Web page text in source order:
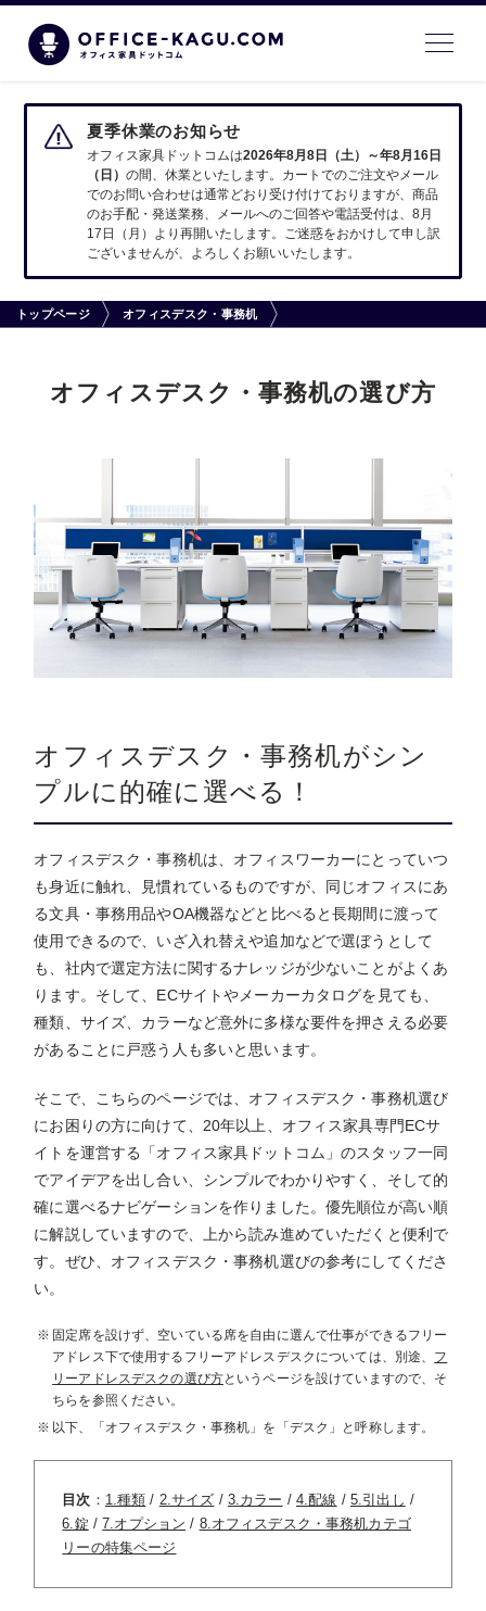
夏季休業のお知らせ
オフィス家具ドットコムは2026年8月8日（土）～年8月16日
（日）の間、休業といたします。カートでのご注文やメール
でのお問い合わせは通常どおり受け付けておりますが、商品
のお手配・発送業務、メールへのご回答や電話受付は、8月
17日（月）より再開いたします。ご迷惑をおかけして申し訳
ございませんが、よろしくお願いいたします。
トップページ オフィスデスク・事務机
オフィスデスク・事務机の選び方
オフィスデスク・事務机がシン
プルに的確に選べる！
オフィスデスク・事務机は、オフィスワーカーにとっていつ
も身近に触れ、見慣れているものですが、同じオフィスにあ
る文具・事務用品やOA機器などと比べると長期間に渡って
使用できるので、いざ入れ替えや追加などで選ぼうとして
も、社内で選定方法に関するナレッジが少ないことがよくあ
ります。そして、ECサイトやメーカーカタログを見ても、
種類、サイズ、カラーなど意外に多様な要件を押さえる必要
があることに戸惑う人も多いと思います。
そこで、こちらのページでは、オフィスデスク・事務机選び
にお困りの方に向けて、20年以上、オフィス家具専門ECサ
イトを運営する「オフィス家具ドットコム」のスタッフ一同
でアイデアを出し合い、シンプルでわかりやすく、そして的
確に選べるナビゲーションを作りました。優先順位が高い順
に解説していますので、上から読み進めていただくと便利で
す。ぜひ、オフィスデスク・事務机選びの参考にしてくださ
い。
固定席を設けず、空いている席を自由に選んで仕事ができるフリー
アドレス下で使用するフリーアドレスデスクについては、別途、 フ
リーアドレスデスクの選び方というページを設けていますので、そ
ちらを参照ください。
以下、「オフィスデスク・事務机」を「デスク」と呼称します。
目次 ： 1.種類 / 2.サイズ / 3.カラー /4.配線 / 5.引出し /
6.錠 / 7.オプション / 8.オフィスデスク・事務机カテゴ
リーの特集ページ